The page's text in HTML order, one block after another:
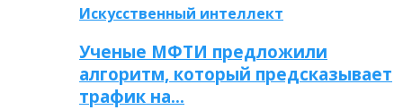
Искусственный интеллект
Ученые МФТИ предложили
алгоритм, который предсказывает
трафик на…